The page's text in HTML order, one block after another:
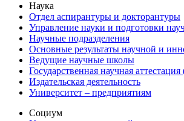
Наука
Отдел аспирантуры и докторантуры
Управление науки и подготовки
Научные подразделения
Основные результаты научной и
Ведущие научные школы
Государственная научная
Издательская деятельность
Университет – предприятиям
Социум